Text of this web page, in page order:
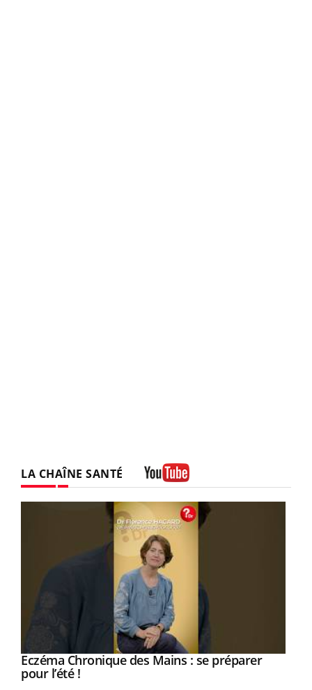
LA CHAÎNE SANTÉ
Youtube
Eczéma Chronique des Mains : se préparer
pour l’été !Youtube